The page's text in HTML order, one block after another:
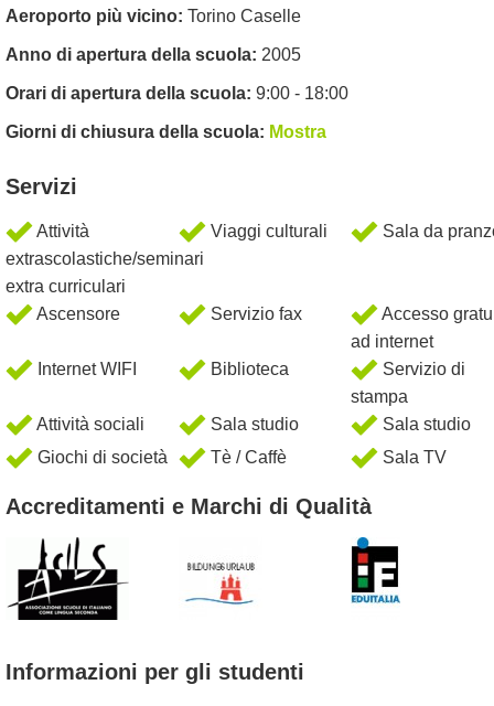
Aeroporto più vicino: Torino Caselle
Anno di apertura della scuola: 2005
Orari di apertura della scuola: 9:00 - 18:00
Giorni di chiusura della scuola: Mostra
Servizi
Attività
extrascolastiche/seminari
extra curriculari
Viaggi culturali Sala da
Ascensore Servizio fax
Accesso
ad internet
Internet WIFI
Biblioteca
Servizio di
stampa
Attività sociali
Sala studio
Sala studio
Giochi di società
Tè / Caffè Sala TV
Accreditamenti e Marchi di Qualità
Informazioni per gli studenti